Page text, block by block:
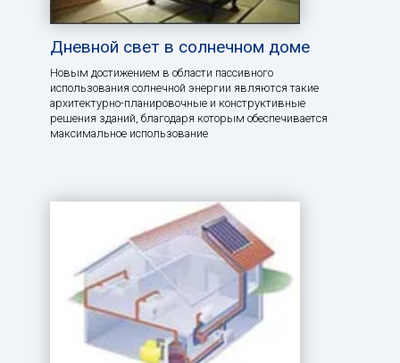
Дневной свет в солнечном доме
Новым достижением в области пассивного
использования солнечной энергии являются такие
архитектурно-планировочные и конструктивные
решения зданий, благодаря которым обеспечивается
максимальное использование